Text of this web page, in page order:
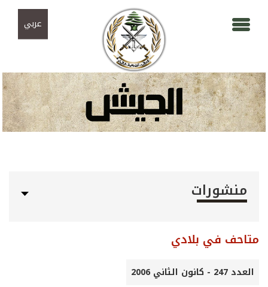
عربي
منشورات
متاحف في بلادي
العدد 247 - كانون الثاني 2006